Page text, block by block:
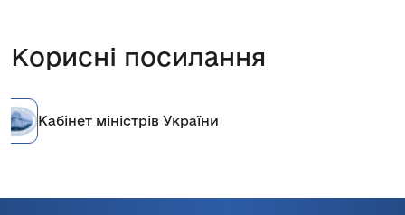
Корисні посилання
Кабінет міністрів України